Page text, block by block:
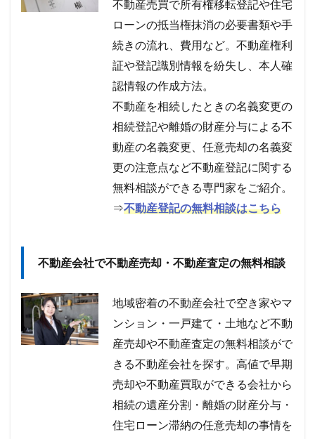
不動産売買で所有権移転登記や住宅
ローンの抵当権抹消の必要書類や手
続きの流れ、費用など。不動産権利
証や登記識別情報を紛失し、本人確
認情報の作成方法。
不動産を相続したときの名義変更の
相続登記や離婚の財産分与による不
動産の名義変更、任意売却の名義変
更の注意点など不動産登記に関する
無料相談ができる専門家をご紹介。
⇒不動産登記の無料相談はこちら
不動産会社で不動産売却・不動産査定の無料相談
地域密着の不動産会社で空き家やマ
ンション・一戸建て・土地など不動
産売却や不動産査定の無料相談がで
きる不動産会社を探す。高値で早期
売却や不動産買取ができる会社から
相続の遺産分割・離婚の財産分与・
住宅ローン滞納の任意売却の事情を